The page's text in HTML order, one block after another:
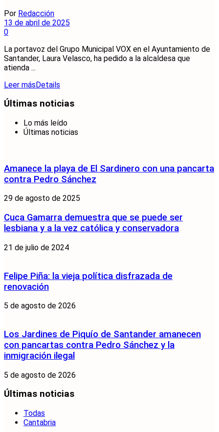
Por Redacción
13 de abril de 2025
0
La portavoz del Grupo Municipal VOX en el Ayuntamiento de
Santander, Laura Velasco, ha pedido a la alcaldesa que
atienda ...
Leer másDetails
Últimas noticias
Lo más leído
Últimas noticias
Amanece la playa de El Sardinero con una pancarta
contra Pedro Sánchez
29 de agosto de 2025
Cuca Gamarra demuestra que se puede ser
lesbiana y a la vez católica y conservadora
21 de julio de 2024
Felipe Piña: la vieja política disfrazada de
renovación
5 de agosto de 2026
Los Jardines de Piquío de Santander amanecen
con pancartas contra Pedro Sánchez y la
inmigración ilegal
5 de agosto de 2026
Últimas noticias
Todas
Cantabria